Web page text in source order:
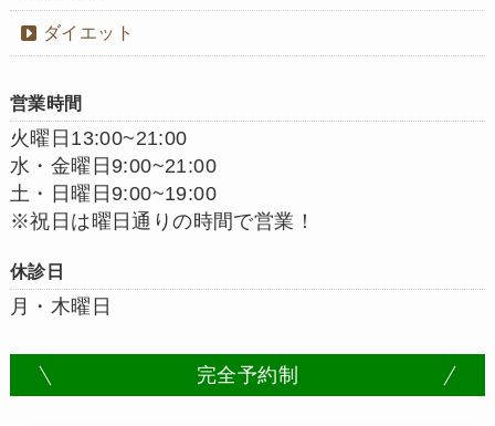
ダイエット
営業時間
火曜日13:00~21:00
水・金曜日9:00~21:00
土・日曜日9:00~19:00
※祝日は曜日通りの時間で営業！
休診日
月・木曜日
完全予約制